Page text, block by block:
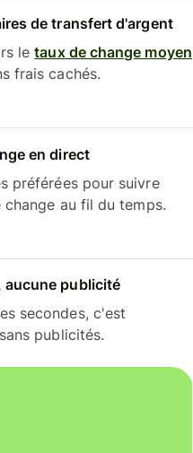
de transfert d'argent
letaux de change moyen
frais cachés.
en direct
préférées pour suivre
au fil du temps.
publicité
secondes, c'est
publicités.